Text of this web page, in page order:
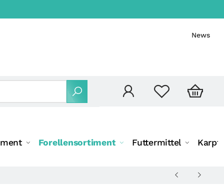
News
Forellensortiment Futtermittel